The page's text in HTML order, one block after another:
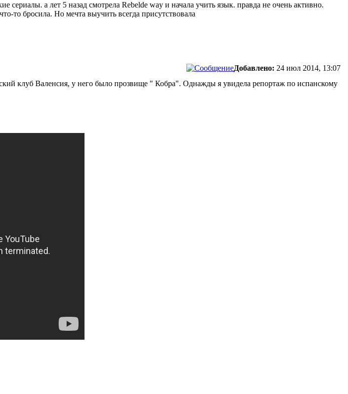
сериалы. а лет 5 назад смотрела Rebelde way и начала учить язык. правда не очень активно.
то бросила. Но мечта выучить всегда присутствовала
Добавлено: 24 июл 2014, 13:07
клуб Валенсия, у него было прозвище " Кобра". Однажды я увидела репортаж по испанскому